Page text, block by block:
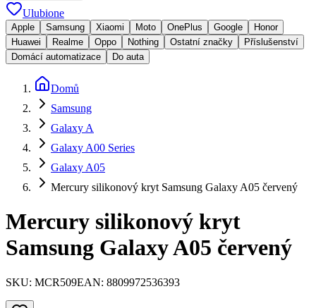
Ulubione
Apple Samsung Xiaomi Moto OnePlus Google
Honor
Huawei
Realme Oppo Nothing Ostatní značky
Příslušenství
Domácí automatizace
Do auta
Domů
Samsung
Galaxy A
Galaxy A00 Series
Galaxy A05
Mercury silikonový kryt Samsung Galaxy A05 červený
Mercury silikonový kryt
Samsung Galaxy A05 červený
SKU: MCR509EAN: 8809972536393